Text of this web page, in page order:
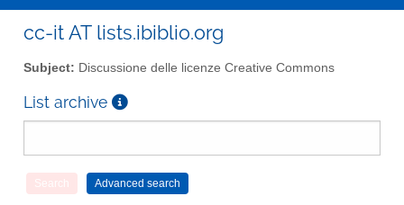
cc-it AT lists.ibiblio.org
Subject: Discussione delle licenze Creative Commons
List archive